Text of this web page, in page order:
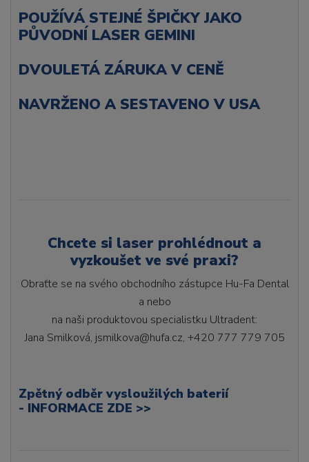
POUŽÍVÁ STEJNÉ ŠPIČKY JAKO
PŮVODNÍ LASER GEMINI
DVOULETÁ ZÁRUKA V CENĚ
NAVRŽENO A SESTAVENO V USA
Chcete si laser prohlédnout a
vyzkoušet ve své praxi?
Obraťte se na svého obchodního zástupce Hu-Fa Dental
a nebo
na naši produktovou specialistku Ultradent:
Jana Smilková, jsmilkova@hufa.cz, +420 777 779 705
Zpětný odběr vysloužilých baterií
- INFORMACE ZDE >>